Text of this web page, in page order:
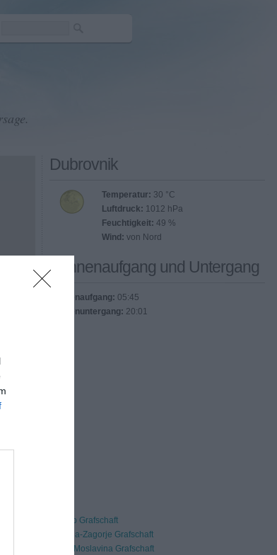
Dubrovnik
Temperatur: 30 °C
Luftdruck: 1012 hPa
Feuchtigkeit: 49 %
Wind: von Nord
Sonnenaufgang und Untergang
Sonnenaufgang: 05:45
Sonnenuntergang: 20:01
Zagreb Grafschaft
Krapina-Zagorje Grafschaft
Sisak-Moslavina Grafschaft